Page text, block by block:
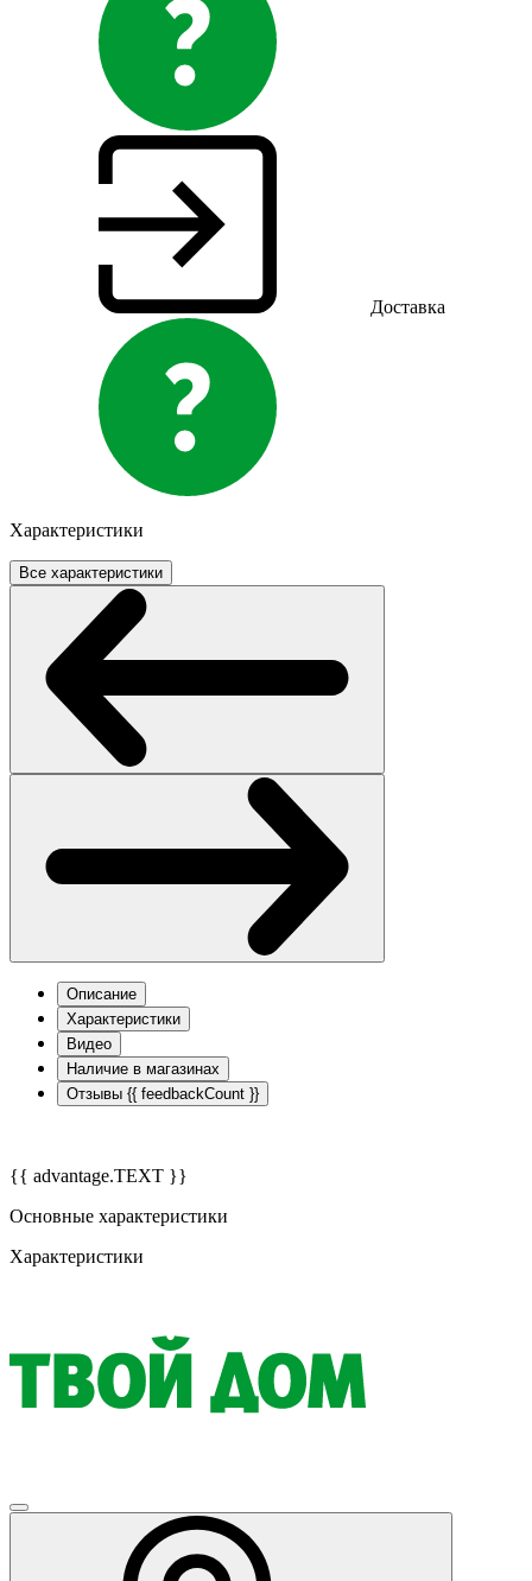
Доставка
Характеристики
Все характеристики
Описание
Характеристики
Видео
Наличие в магазинах
Отзывы {{ feedbackCount }}
{{ advantage.TEXT }}
Основные характеристики
Характеристики